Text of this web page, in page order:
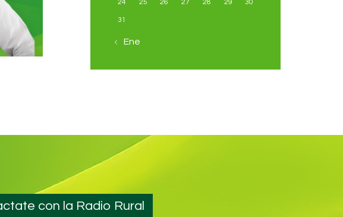
24 25 26 27 28 29 30
31
« Ene
con la Radio Rural